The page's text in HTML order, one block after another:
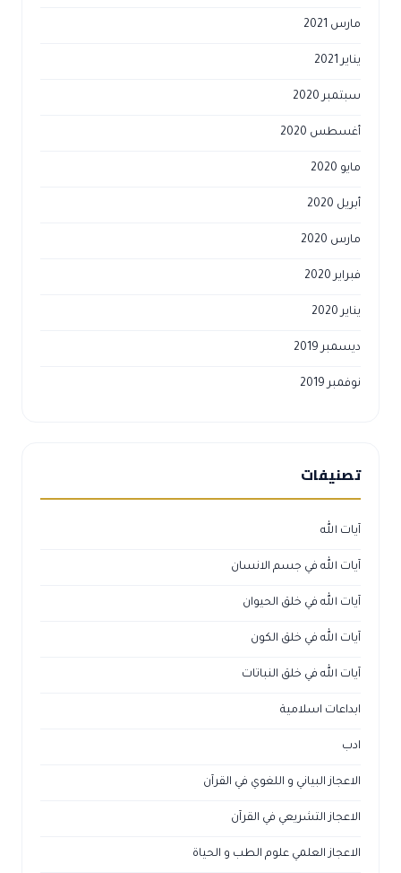
مارس 2021
يناير 2021
سبتمبر 2020
أغسطس 2020
مايو 2020
أبريل 2020
مارس 2020
فبراير 2020
يناير 2020
ديسمبر 2019
نوفمبر 2019
تصنيفات
آيات الله
آيات الله في جسم الانسان
آيات الله في خلق الحيوان
آيات الله في خلق الكون
آيات الله في خلق النباتات
ابداعات اسلامية
ادب
الاعجاز البياني و اللغوي في القرآن
الاعجاز التشريعي في القرآن
الاعجاز العلمي علوم الطب و الحياة